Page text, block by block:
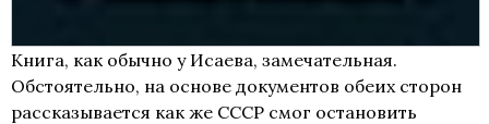
Книга, как обычно у Исаева, замечательная.
Обстоятельно, на основе документов обеих сторон
рассказывается как же СССР смог остановить